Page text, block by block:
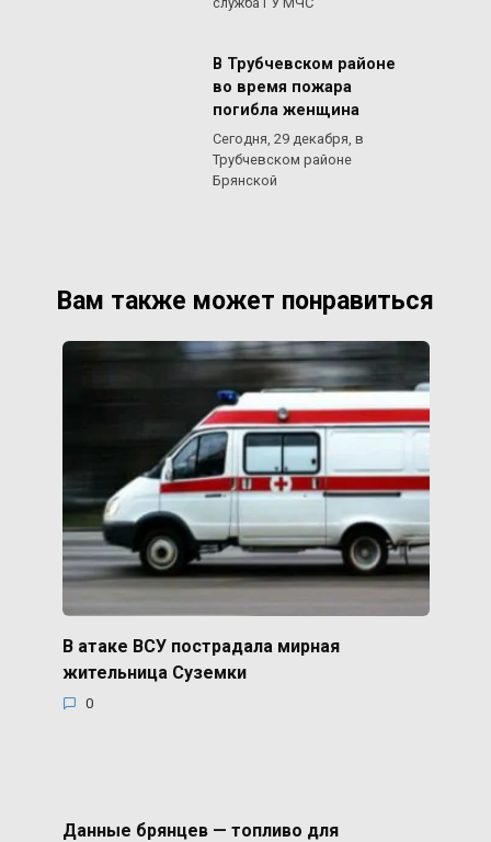
В Трубчевском районе
во время пожара
погибла женщина
Сегодня, 29 декабря, в
Трубчевском районе
Брянской
Вам также может понравиться
В атаке ВСУ пострадала мирная
жительница Суземки
0
Данные брянцев — топливо для